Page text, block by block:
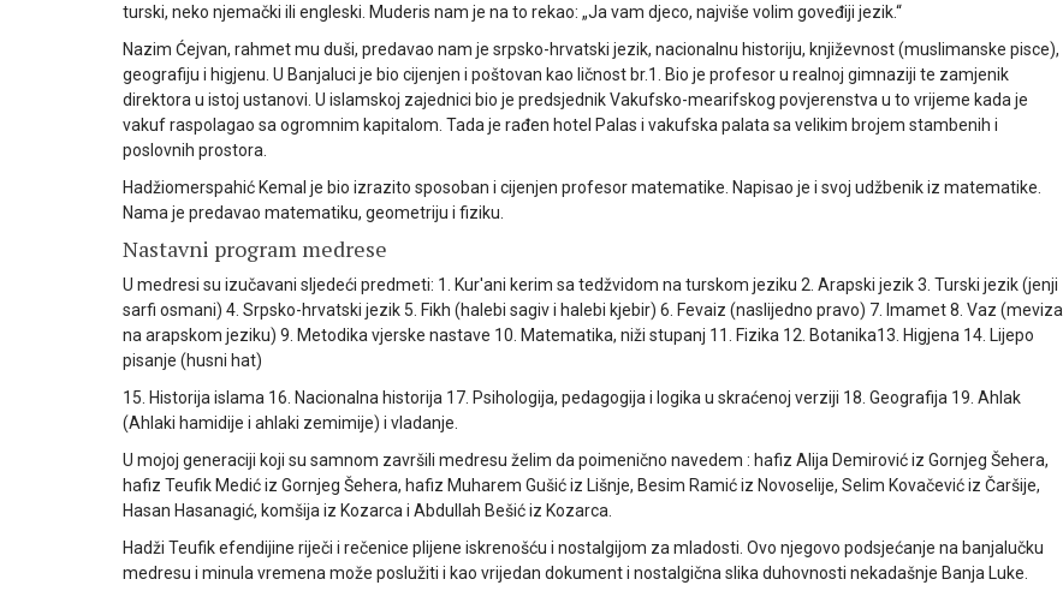
turski, neko njemački ili engleski. Muderis nam je na to rekao: „Ja vam djeco, najviše volim goveđiji jezik.“
Nazim Ćejvan, rahmet mu duši, predavao nam je srpsko-hrvatski jezik, nacionalnu historiju, književnost (muslimanske pisce),
geografiju i higjenu. U Banjaluci je bio cijenjen i poštovan kao ličnost br.1. Bio je profesor u realnoj gimnaziji te zamjenik
direktora u istoj ustanovi. U islamskoj zajednici bio je predsjednik Vakufsko-mearifskog povjerenstva u to vrijeme kada je
vakuf raspolagao sa ogromnim kapitalom. Tada je rađen hotel Palas i vakufska palata sa velikim brojem stambenih i
poslovnih prostora.
Hadžiomerspahić Kemal je bio izrazito sposoban i cijenjen profesor matematike. Napisao je i svoj udžbenik iz matematike.
Nama je predavao matematiku, geometriju i fiziku.
Nastavni program medrese
U medresi su izučavani sljedeći predmeti: 1. Kur'ani kerim sa tedžvidom na turskom jeziku 2. Arapski jezik 3. Turski jezik (jenji
sarfi osmani) 4. Srpsko-hrvatski jezik 5. Fikh (halebi sagiv i halebi kjebir) 6. Fevaiz (naslijedno pravo) 7. Imamet 8. Vaz (meviza
na arapskom jeziku) 9. Metodika vjerske nastave 10. Matematika, niži stupanj 11. Fizika 12. Botanika13. Higjena 14. Lijepo
pisanje (husni hat)
15. Historija islama 16. Nacionalna historija 17. Psihologija, pedagogija i logika u skraćenoj verziji 18. Geografija 19. Ahlak
(Ahlaki hamidije i ahlaki zemimije) i vladanje.
U mojoj generaciji koji su samnom završili medresu želim da poimenično navedem : hafiz Alija Demirović iz Gornjeg Šehera,
hafiz Teufik Medić iz Gornjeg Šehera, hafiz Muharem Gušić iz Lišnje, Besim Ramić iz Novoselije, Selim Kovačević iz Čaršije,
Hasan Hasanagić, komšija iz Kozarca i Abdullah Bešić iz Kozarca.
Hadži Teufik efendijine riječi i rečenice plijene iskrenošću i nostalgijom za mladosti. Ovo njegovo podsjećanje na banjalučku
medresu i minula vremena može poslužiti i kao vrijedan dokument i nostalgična slika duhovnosti nekadašnje Banja Luke.